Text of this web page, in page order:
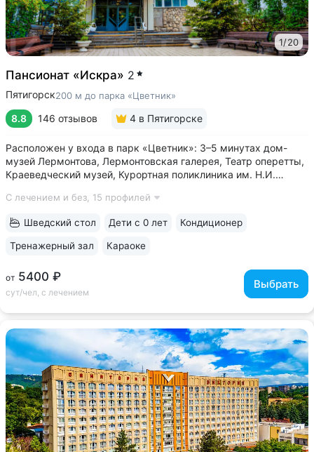
1/20
Пансионат «Искра» 2
Пятигорск200 м до парка «Цветник»
8.8 146 отзывов 4 в Пятигорске
Расположен у входа в парк «Цветник»: 3–5 минутах дом-
музей Лермонтова, Лермонтовская галерея, Театр оперетты,
Краеведческий музей, Курортная поликлиника им. Н.И.
с тремя видами минеральных источников № 2, № 17,
С лечением и без, 15 профилей
от 5400 ₽
сут/чел, с лечением
Выбрать
Шведский стол Дети с 0 лет Кондиционер
Тренажерный зал Караоке